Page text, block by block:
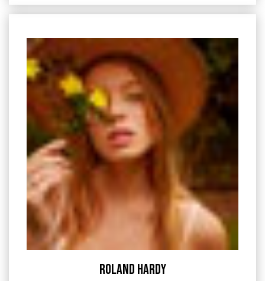
ROLAND HARDY